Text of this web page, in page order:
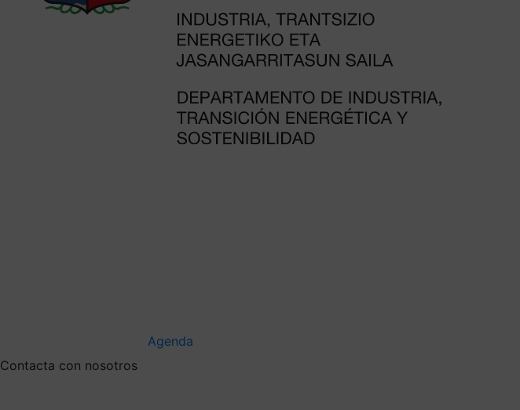
Contacta con nosotros
Agenda